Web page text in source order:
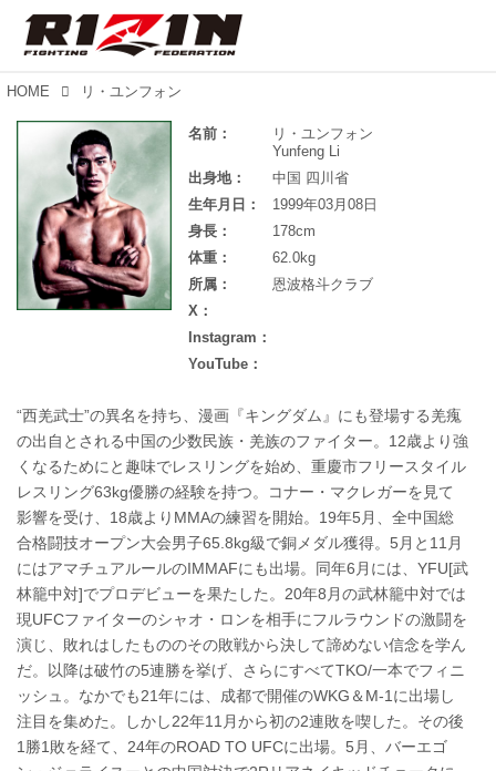
HOME リ・ユンフォン
名前：
リ・ユンフォン
Yunfeng Li
出身地：
中国 四川省
生年月日：
1999年03月08日
身長：
178cm
体重：
62.0kg
所属：
恩波格斗クラブ
X：
Instagram：
YouTube：
“西羌武士”の異名を持ち、漫画『キングダム』にも登場する羌瘣
の出自とされる中国の少数民族・羌族のファイター。12歳より強
くなるためにと趣味でレスリングを始め、重慶市フリースタイル
レスリング63kg優勝の経験を持つ。コナー・マクレガーを見て
影響を受け、18歳よりMMAの練習を開始。19年5月、全中国総
合格闘技オープン大会男子65.8kg級で銅メダル獲得。5月と11月
にはアマチュアルールのIMMAFにも出場。同年6月には、YFU[武
林籠中対]でプロデビューを果たした。20年8月の武林籠中対では
現UFCファイターのシャオ・ロンを相手にフルラウンドの激闘を
演じ、敗れはしたもののその敗戦から決して諦めない信念を学ん
だ。以降は破竹の5連勝を挙げ、さらにすべてTKO/一本でフィニ
ッシュ。なかでも21年には、成都で開催のWKG＆M-1に出場し
注目を集めた。しかし22年11月から初の2連敗を喫した。その後
1勝1敗を経て、24年のROAD TO UFCに出場。5月、バーエゴ